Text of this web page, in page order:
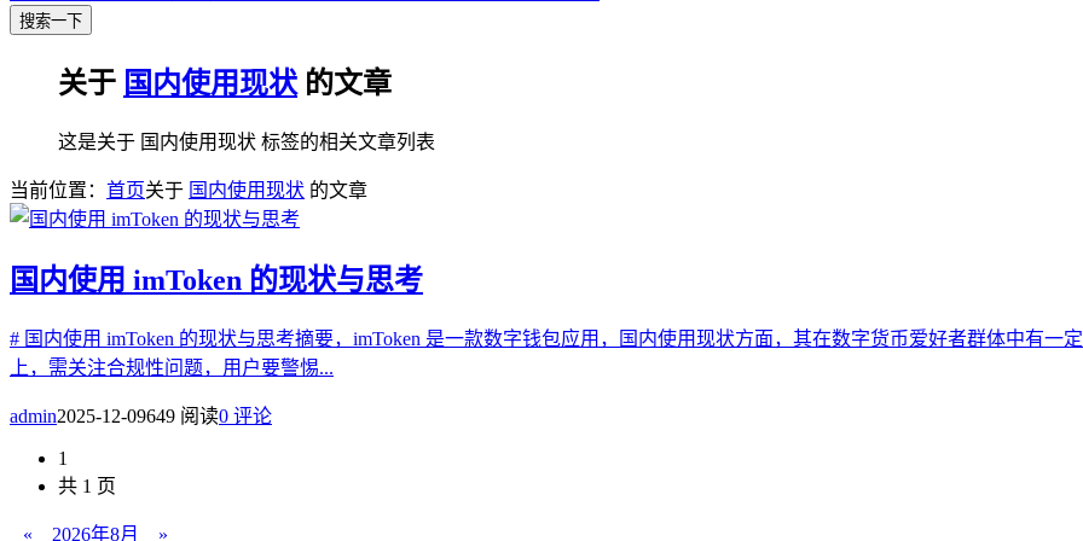
搜索一下
关于 国内使用现状 的文章
这是关于 国内使用现状 标签的相关文章列表
当前位置： 首页关于 国内使用现状 的文章
国内使用 imToken 的现状与思考
# 国内使用 imToken 的现状与思考摘要，imToken 是一款数字钱包应用，国内使用现状方面，其在数字货币爱好者群体中有
上，需关注合规性问题，用户要警惕...
admin2025-12-09649 阅读0 评论
1
共 1 页
« 2026年8月 »